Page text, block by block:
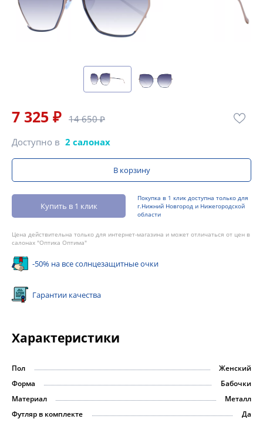
7 325 ₽ 14 650 ₽
Доступно в 2 салонах
В корзину
Купить в 1 клик
Покупка в 1 клик доступна только для
г.Нижний Новгород и Нижегородской
области
Цена действительна только для интернет-магазина и может отличаться от цен в
салонах "Оптика Оптима"
-50% на все солнцезащитные очки
Гарантии качества
Характеристики
Пол
Женский
Форма
Бабочки
Материал
Металл
Футляр в комплекте
Да